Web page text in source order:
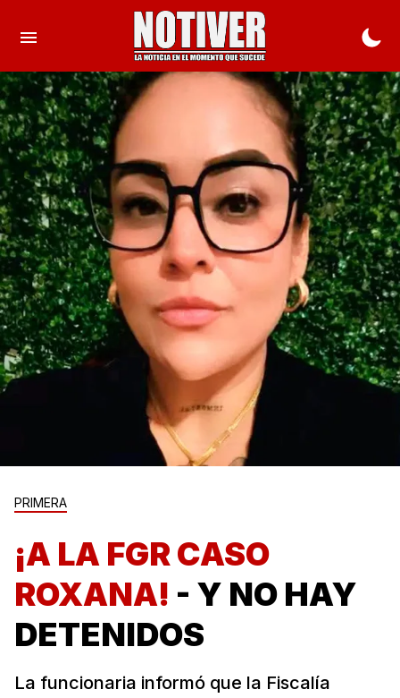
PRIMERA
¡A LA FGR CASO
ROXANA! - Y NO HAY
DETENIDOS
La funcionaria informó que la Fiscalía